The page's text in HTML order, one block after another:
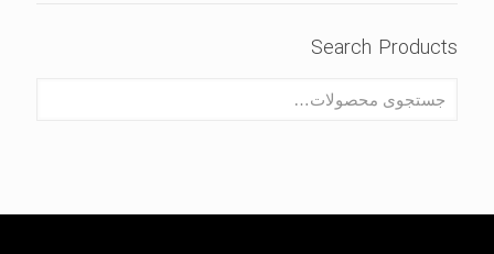
Search Products